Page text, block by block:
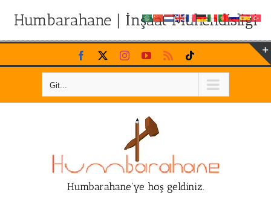
Humbarahane | İnşaat Mühendisliği
Skip
to
Facebook InstagramYouTubeRss
Git...
Humbarahane'ye hoş geldiniz.